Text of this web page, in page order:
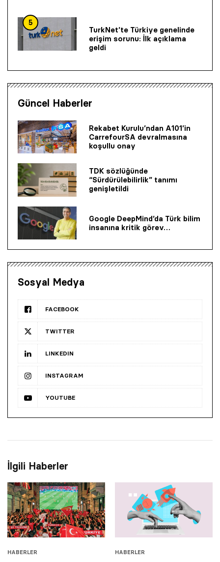
5
TurkNet’te Türkiye genelinde
erişim sorunu: İlk açıklama
geldi
Güncel Haberler
Rekabet Kurulu’ndan A101’in
CarrefourSA devralmasına
koşullu onay
TDK sözlüğünde
“Sürdürülebilirlik” tanımı
genişletildi
Google DeepMind’da Türk bilim
insanına kritik görev…
Sosyal Medya
FACEBOOK
TWITTER
LINKEDIN
INSTAGRAM
YOUTUBE
İlgili Haberler
HABERLER HABERLER